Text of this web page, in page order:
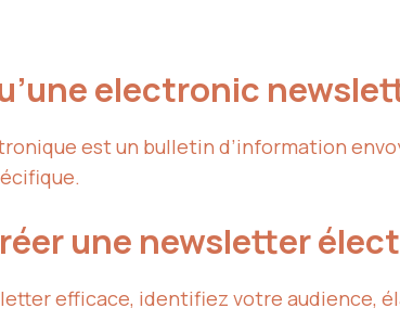
electronic
est un bulletin d’information
une newsletter
efficace, identifiez votre audience,